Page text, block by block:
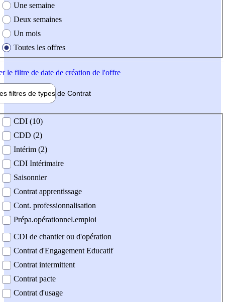
Une semaine
Deux semaines
Un mois
Toutes les offres
le filtre de date de création de l'offre
filtres de types de Contrat
contrat
CDI (10)
CDD (2)
Intérim (2)
CDI Intérimaire
Saisonnier
Contrat apprentissage
Cont. professionnalisation
Prépa.opérationnel.emploi
CDI de chantier ou d'opération
Contrat d'Engagement Educatif
Contrat intermittent
Contrat pacte
Contrat d'usage